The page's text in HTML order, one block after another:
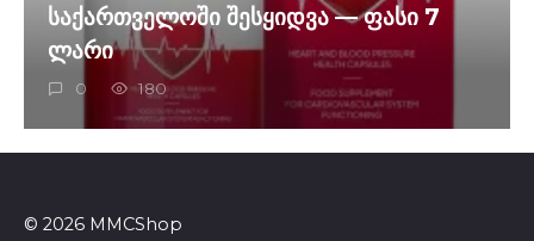
საქართველოში შესყიდვა — ფასი 7
ლარი
0 180
© 2026 MMCShop